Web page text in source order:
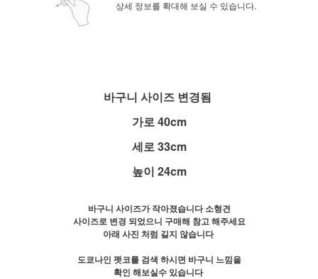
상세 정보를 확대해 보실 수 있습니다.
바구니 사이즈 변경됨
가로 40cm
세로 33cm
높이 24cm
바구니 사이즈가 작아졌습니다 소형견
사이즈로 변경 되었으니 구매해 참고 해주세요
아래 사진 처럼 길지 않습니다
도쿄나인 펫코를 검색 하시면 바구니 느낌을
확인 해보실수 있습니다